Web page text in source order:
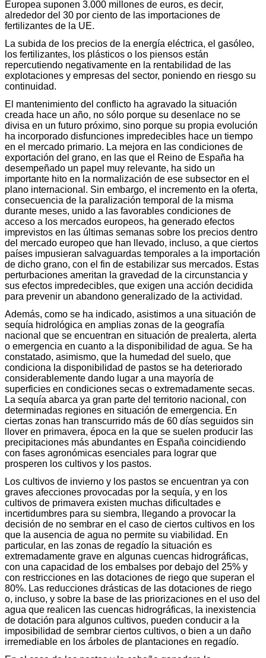
Europea suponen 3.000 millones de euros, es decir,
alrededor del 30 por ciento de las importaciones de
fertilizantes de la UE.
La subida de los precios de la energía eléctrica, el gasóleo,
los fertilizantes, los plásticos o los piensos están
repercutiendo negativamente en la rentabilidad de las
explotaciones y empresas del sector, poniendo en riesgo su
continuidad.
El mantenimiento del conflicto ha agravado la situación
creada hace un año, no sólo porque su desenlace no se
divisa en un futuro próximo, sino porque su propia evolución
ha incorporado disfunciones impredecibles hace un tiempo
en el mercado primario. La mejora en las condiciones de
exportación del grano, en las que el Reino de España ha
desempeñado un papel muy relevante, ha sido un
importante hito en la normalización de ese subsector en el
plano internacional. Sin embargo, el incremento en la oferta,
consecuencia de la paralización temporal de la misma
durante meses, unido a las favorables condiciones de
acceso a los mercados europeos, ha generado efectos
imprevistos en las últimas semanas sobre los precios dentro
del mercado europeo que han llevado, incluso, a que ciertos
países impusieran salvaguardas temporales a la importación
de dicho grano, con el fin de estabilizar sus mercados. Estas
perturbaciones ameritan la gravedad de la circunstancia y
sus efectos impredecibles, que exigen una acción decidida
para prevenir un abandono generalizado de la actividad.
Además, como se ha indicado, asistimos a una situación de
sequía hidrológica en amplias zonas de la geografía
nacional que se encuentran en situación de prealerta, alerta
o emergencia en cuanto a la disponibilidad de agua. Se ha
constatado, asimismo, que la humedad del suelo, que
condiciona la disponibilidad de pastos se ha deteriorado
considerablemente dando lugar a una mayoría de
superficies en condiciones secas o extremadamente secas.
La sequía abarca ya gran parte del territorio nacional, con
determinadas regiones en situación de emergencia. En
ciertas zonas han transcurrido más de 60 días seguidos sin
llover en primavera, época en la que se suelen producir las
precipitaciones más abundantes en España coincidiendo
con fases agronómicas esenciales para lograr que
prosperen los cultivos y los pastos.
Los cultivos de invierno y los pastos se encuentran ya con
graves afecciones provocadas por la sequía, y en los
cultivos de primavera existen muchas dificultades e
incertidumbres para su siembra, llegando a provocar la
decisión de no sembrar en el caso de ciertos cultivos en los
que la ausencia de agua no permite su viabilidad. En
particular, en las zonas de regadío la situación es
extremadamente grave en algunas cuencas hidrográficas,
con una capacidad de los embalses por debajo del 25% y
con restricciones en las dotaciones de riego que superan el
80%. Las reducciones drásticas de las dotaciones de riego
o, incluso, y sobre la base de las priorizaciones en el uso del
agua que realicen las cuencas hidrográficas, la inexistencia
de dotación para algunos cultivos, pueden conducir a la
imposibilidad de sembrar ciertos cultivos, o bien a un daño
irremediable en los árboles de plantaciones en regadío.